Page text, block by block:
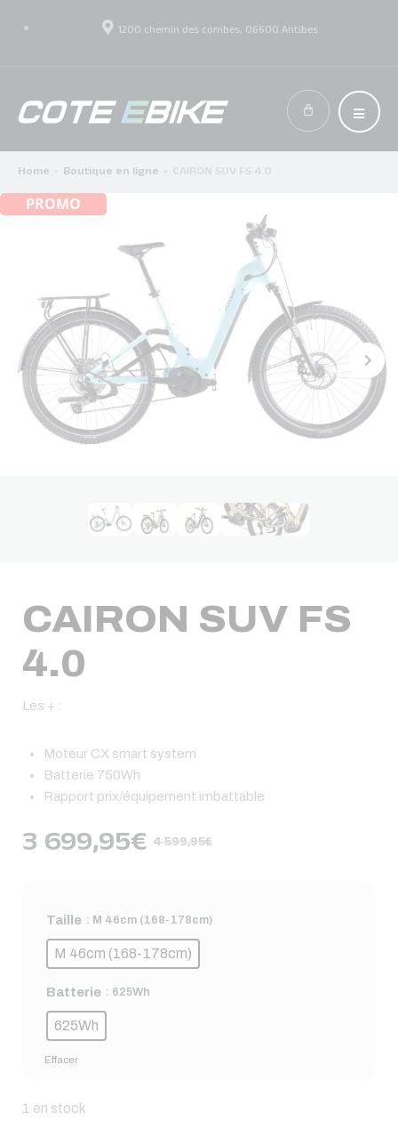
1200 chemin des combes, 06600 Antibes
Home Boutique en ligne
PROMO
CAIRON SUV FS
4.0
Les + :
Moteur CX smart system
Batterie 750Wh
Rapport prix/équipement imbattable
3 699,95€ 4 599,95€
Taille : M 46cm (168-178cm)
M 46cm (168-178cm)
Batterie : 625Wh
625Wh
Effacer
1 en stock